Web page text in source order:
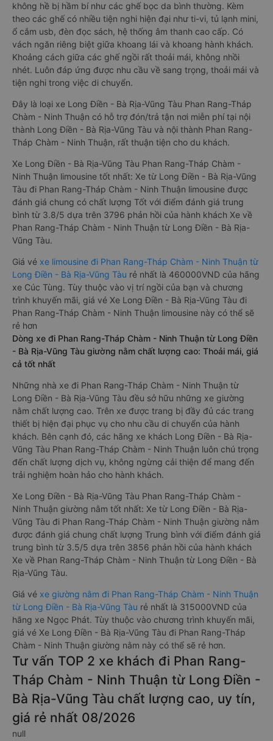
không hề bị hầm bí như các ghế bọc da bình thường. Kèm
theo các ghế có nhiều tiện nghi hiện đại như ti-vi, tủ lạnh mini,
ổ cắm usb, đèn đọc sách, hệ thống âm thanh cao cấp. Có
vách ngăn riêng biệt giữa khoang lái và khoang hành khách.
Khoảng cách giữa các ghế ngồi rất thoải mái, không nhồi
nhét. Luôn đáp ứng được nhu cầu về sang trọng, thoải mái và
tiện nghi trong việc di chuyển.
Đây là loại xe Long Điền - Bà Rịa-Vũng Tàu Phan Rang-Tháp
Chàm - Ninh Thuận có hỗ trợ đón/trả tận nơi miễn phí tại nội
thành Long Điền - Bà Rịa-Vũng Tàu và nội thành Phan Rang-
Tháp Chàm - Ninh Thuận, rất thuận tiện cho du khách.
Xe Long Điền - Bà Rịa-Vũng Tàu Phan Rang-Tháp Chàm -
Ninh Thuận limousine tốt nhất: Xe từ Long Điền - Bà Rịa-Vũng
Tàu đi Phan Rang-Tháp Chàm - Ninh Thuận limousine được
đánh giá chung có chất lượng Tốt với điểm đánh giá trung
bình từ 3.8/5 dựa trên 3796 phản hồi của hành khách Xe về
Phan Rang-Tháp Chàm - Ninh Thuận từ Long Điền - Bà Rịa-
Vũng Tàu.
Giá vé xe limousine đi Phan Rang-Tháp Chàm - Ninh Thuận từ
Long Điền - Bà Rịa-Vũng Tàu rẻ nhất là 460000VND của hãng
xe Cúc Tùng. Tùy thuộc vào vị trí ngồi của bạn và chương
trình khuyến mãi, giá vé Xe Long Điền - Bà Rịa-Vũng Tàu đi
Phan Rang-Tháp Chàm - Ninh Thuận limousine này có thể sẽ
rẻ hơn
Dòng xe đi Phan Rang-Tháp Chàm - Ninh Thuận từ Long Điền
- Bà Rịa-Vũng Tàu giường nằm chất lượng cao: Thoải mái, giá
cả tốt nhất
Những nhà xe đi Phan Rang-Tháp Chàm - Ninh Thuận từ
Long Điền - Bà Rịa-Vũng Tàu đều sở hữu những xe giường
nằm chất lượng cao. Trên xe được trang bị đầy đủ các trang
thiết bị hiện đại phục vụ cho nhu cầu di chuyển của hành
khách. Bên cạnh đó, các hãng xe khách Long Điền - Bà Rịa-
Vũng Tàu Phan Rang-Tháp Chàm - Ninh Thuận luôn chú trọng
đến chất lượng dịch vụ, không ngừng cải thiện để mang đến
trải nghiệm hoàn hảo cho hành khách.
Xe Long Điền - Bà Rịa-Vũng Tàu Phan Rang-Tháp Chàm -
Ninh Thuận giường nằm tốt nhất: Xe từ Long Điền - Bà Rịa-
Vũng Tàu đi Phan Rang-Tháp Chàm - Ninh Thuận giường nằm
được đánh giá chung chất lượng Trung bình với điểm đánh giá
trung bình từ 3.5/5 dựa trên 3856 phản hồi của hành khách
Xe về Phan Rang-Tháp Chàm - Ninh Thuận từ Long Điền - Bà
Rịa-Vũng Tàu.
Giá vé xe giường nằm đi Phan Rang-Tháp Chàm - Ninh Thuận
từ Long Điền - Bà Rịa-Vũng Tàu rẻ nhất là 315000VND của
hãng xe Ngọc Phát. Tùy thuộc vào chương trình khuyến mãi,
giá vé Xe Long Điền - Bà Rịa-Vũng Tàu đi Phan Rang-Tháp
Chàm - Ninh Thuận giường nằm này có thể sẽ rẻ hơn.
Tư vấn TOP 2 xe khách đi Phan Rang-
Tháp Chàm - Ninh Thuận từ Long Điền -
Bà Rịa-Vũng Tàu chất lượng cao, uy tín,
giá rẻ nhất 08/2026
null